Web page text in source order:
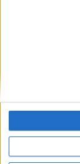
Y como regalo de
gratis una copia
primer año de